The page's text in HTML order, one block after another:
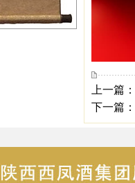
上一篇：
下一篇：